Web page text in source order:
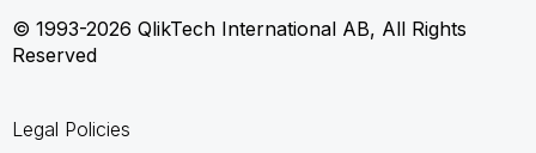
© 1993-2026 QlikTech International AB, All Rights
Reserved
Legal Policies